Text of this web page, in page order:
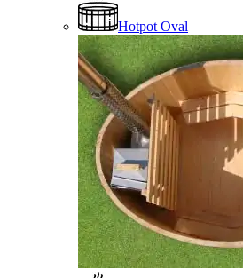
Hotpot Oval